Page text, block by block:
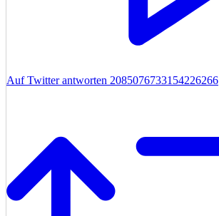
Auf Twitter antworten 2085076733154226266